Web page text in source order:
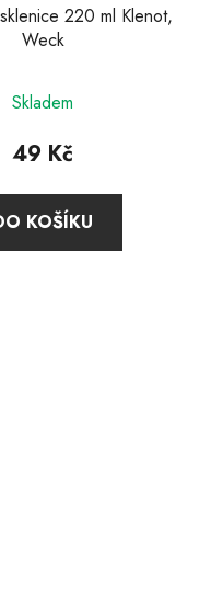
220 ml Klenot,
Weck
Skladem
49 Kč
KOŠÍKU